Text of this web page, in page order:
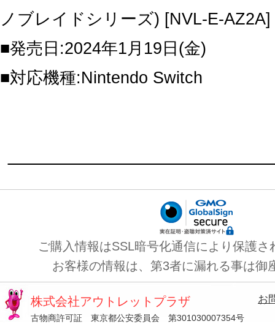
ノブレイドシリーズ) [NVL-E-AZ2A]
■発売日:2024年1月19日(金)
■対応機種:Nintendo Switch
ご購入情報はSSL暗号化通信により保護さ
お客様の情報は、第3者に漏れる事は御
株式会社アウトレットプラザ
古物商許可証 東京都公安委員会 第301030007354号
お